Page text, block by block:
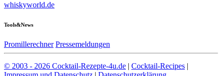
whiskyworld.de
Tools&News
Promillerechner Pressemeldungen
© 2003 - 2026 Cocktail-Rezepte-4u.de | Cocktail-Recipes |